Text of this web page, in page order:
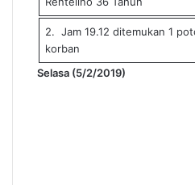
2. Jam 19.12 ditemukan 1
korban
Selasa (5/2/2019)